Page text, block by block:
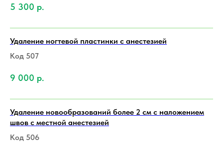
5 300 р.
Удаление ногтевой пластинки с анестезией
Код 507
9 000 р.
Удаление новообразований более 2 см с наложением
швов с местной анестезией
Код 506